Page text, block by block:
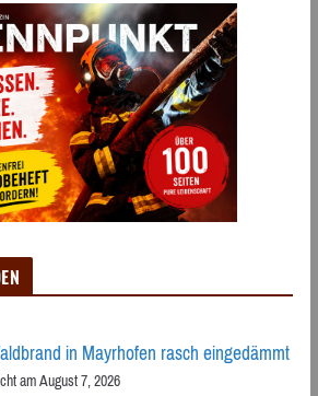
in Mayrhofen rasch eingedämmt
am August 7, 2026